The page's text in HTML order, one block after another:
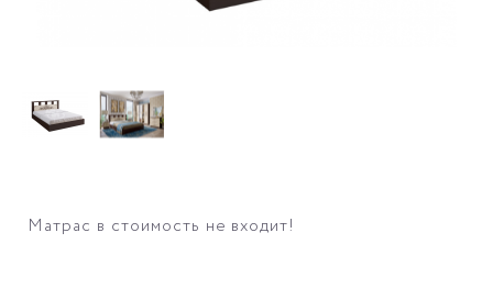
Матрас в стоимость не входит!